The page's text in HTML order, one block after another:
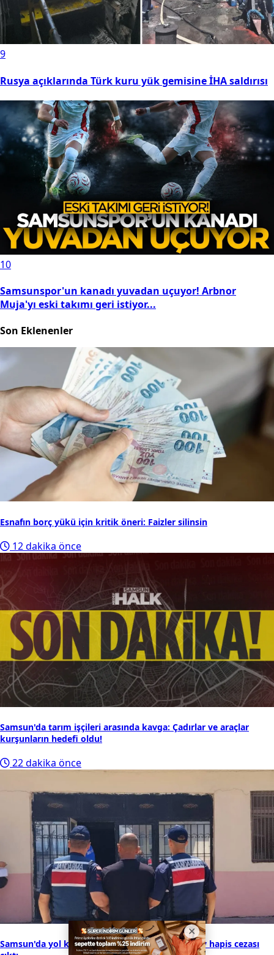
9
Rusya açıklarında Türk kuru yük gemisine İHA saldırısı
10
Samsunspor'un kanadı yuvadan uçuyor! Arbnor
Muja'yı eski takımı geri istiyor...
Son Eklenenler
Esnafın borç yükü için kritik öneri: Faizler silinsin
12 dakika önce
Samsun'da tarım işçileri arasında kavga: Çadırlar ve araçlar
kurşunların hedefi oldu!
22 dakika önce
Samsun'da yol kontrolünde yakalandı! 11 yıl 8 ay hapis cezası